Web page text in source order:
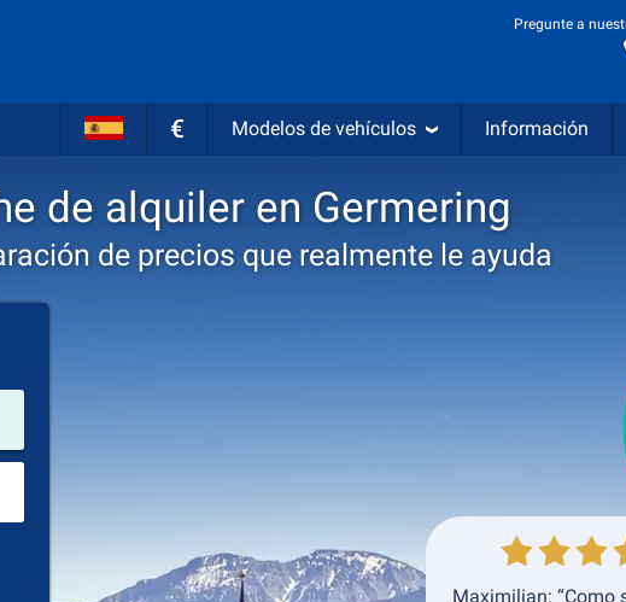
Pregunte a
€ Modelos de vehículos Información
de alquiler en Germering
de precios que realmente le ayuda
Devolución
Maximilian: “Como